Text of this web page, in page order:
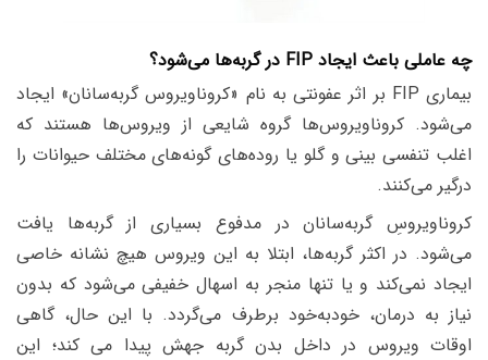
چه عاملی باعث ایجاد FIP در گربه‌ها می‌شود؟
بیماری FIP بر اثر عفونتی به نام «کروناویروس گربه‌سانان» ایجاد
می‌شود. کروناویروس‌ها گروه شایعی از ویروس‌ها هستند که
اغلب تنفسی بینی و گلو یا روده‌های گونه‌های مختلف حیوانات را
درگیر می‌کنند.
کروناویروسِ گربه‌سانان در مدفوع بسیاری از گربه‌ها یافت
می‌شود. در اکثر گربه‌ها، ابتلا به این ویروس هیچ نشانه خاصی
ایجاد نمی‌کند و یا تنها منجر به اسهال خفیفی می‌شود که بدون
نیاز به درمان، خودبه‌خود برطرف می‌گردد. با این حال، گاهی
اوقات ویروس در داخل بدن گربه جهش پیدا می کند؛ این